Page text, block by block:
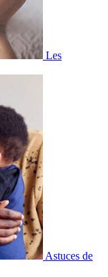
Les
Astuces de